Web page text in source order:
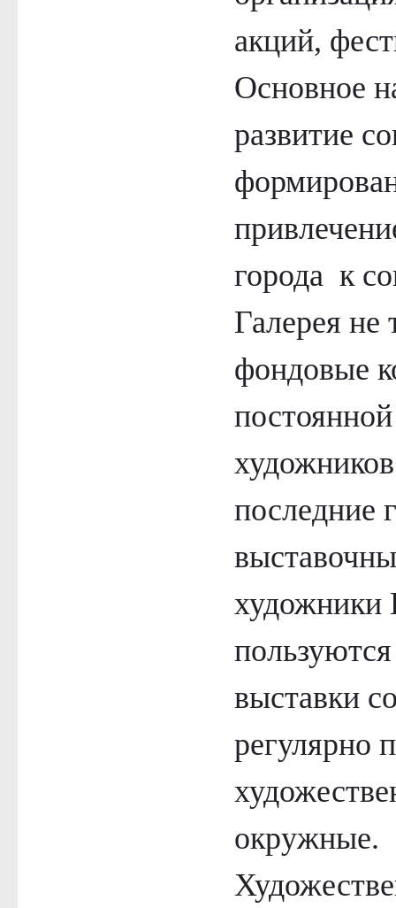
акций,
Основное
развитие
города к
Галерея не
фондовые
последние
выставки
регулярно
окружные.